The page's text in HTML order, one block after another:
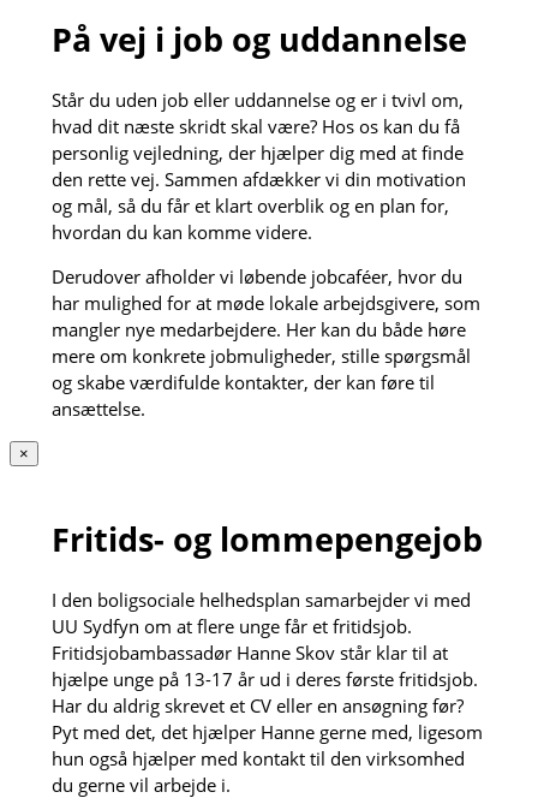
På vej i job og uddannelse
Står du uden job eller uddannelse og er i tvivl om,
hvad dit næste skridt skal være? Hos os kan du få
personlig vejledning, der hjælper dig med at finde
den rette vej. Sammen afdækker vi din motivation
og mål, så du får et klart overblik og en plan for,
hvordan du kan komme videre.
Derudover afholder vi løbende jobcaféer, hvor du
har mulighed for at møde lokale arbejdsgivere, som
mangler nye medarbejdere. Her kan du både høre
mere om konkrete jobmuligheder, stille spørgsmål
og skabe værdifulde kontakter, der kan føre til
ansættelse.
×
Fritids- og lommepengejob
I den boligsociale helhedsplan samarbejder vi med
UU Sydfyn om at flere unge får et fritidsjob.
Fritidsjobambassadør Hanne Skov står klar til at
hjælpe unge på 13-17 år ud i deres første fritidsjob.
Har du aldrig skrevet et CV eller en ansøgning før?
Pyt med det, det hjælper Hanne gerne med, ligesom
hun også hjælper med kontakt til den virksomhed
du gerne vil arbejde i.